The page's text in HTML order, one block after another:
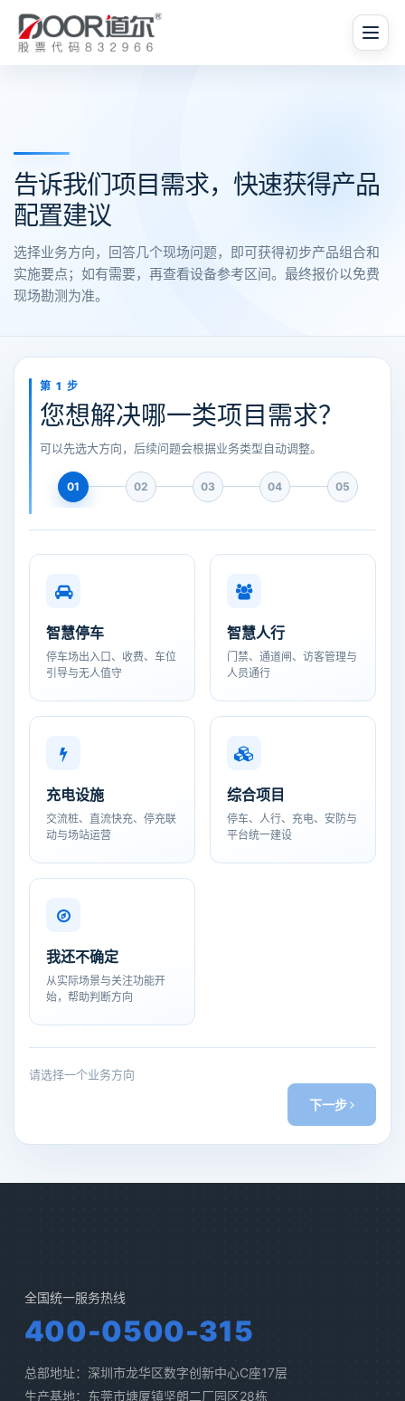
告诉我们项目需求，快速获得产品
配置建议
选择业务方向，回答几个现场问题，即可获得初步产品组合和
实施要点；如有需要，再查看设备参考区间。最终报价以免费
现场勘测为准。
第 1 步
您想解决哪一类项目需求？
可以先选大方向，后续问题会根据业务类型自动调整。
01 02 03 04 05
智慧停车
停车场出入口、收费、车位
引导与无人值守
智慧人行
门禁、通道闸、访客管理与
人员通行
充电设施
交流桩、直流快充、停充联
动与场站运营
综合项目
停车、人行、充电、安防与
平台统一建设
我还不确定
从实际场景与关注功能开
始，帮助判断方向
请选择一个业务方向
下一步
全国统一服务热线
400-0500-315
总部地址：深圳市龙华区数字创新中心C座17层
生产基地：东莞市塘厦镇坚朗二厂园区28栋